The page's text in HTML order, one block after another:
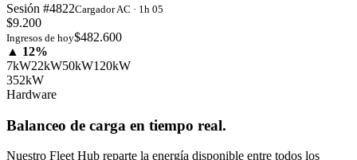
Sesión #4822Cargador AC · 1h 05
$9.200
Ingresos de hoy$482.600
▲ 12%
7kW22kW50kW120kW
352kW
Hardware
Balanceo de carga en tiempo real.
Nuestro Fleet Hub reparte la energía disponible entre todos los